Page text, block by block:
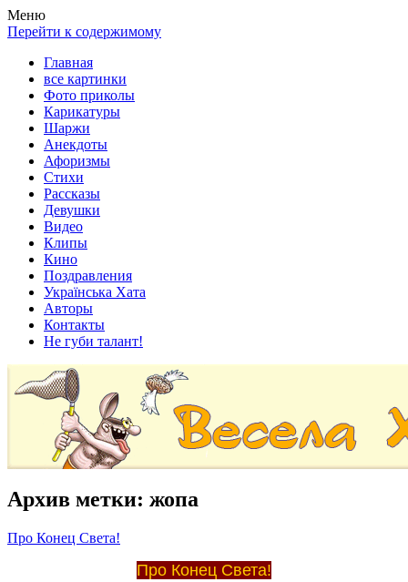
Весела хата — прикольные картинки, смешные истории,
клипы!
Покажем всем ваши фото приколы, карикатуры, шаржи, стихи,
рассказы, видео и песни!
Меню
Перейти к содержимому
Главная
все картинки
Фото приколы
Карикатуры
Шаржи
Анекдоты
Афоризмы
Стихи
Рассказы
Девушки
Видео
Клипы
Кино
Поздравления
Українська Хата
Авторы
Контакты
Не губи талант!
Архив метки: жопа
Про Конец Света!
Про Конец Света!